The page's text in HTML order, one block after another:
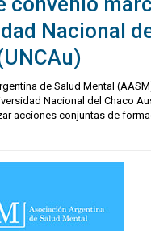
Nacional
de Salud Mental
Nacional del Chaco
acciones conjuntas de